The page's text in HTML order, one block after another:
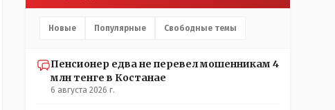
Новые Популярные Свободные темы
Пенсионер едва не перевел мошенникам 4
млн тенге в Костанае
6 августа 2026 г.